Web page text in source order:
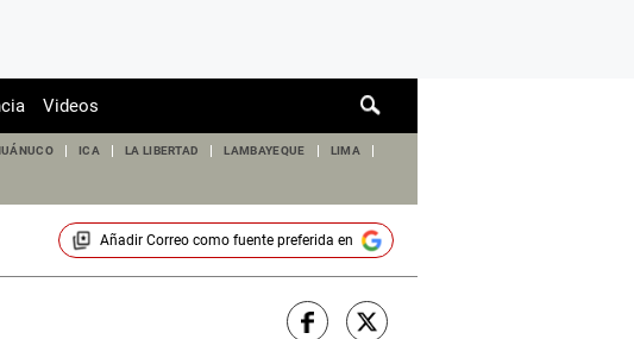
de
Videos
ICA LA LIBERTAD LAMBAYEQUE LIMA
Añadir Correocomo fuente preferida en